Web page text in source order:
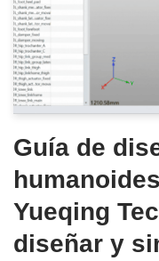
Guía de
Yueqing
diseñar y